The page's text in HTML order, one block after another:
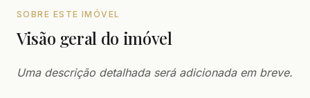
SOBRE ESTE IMÓVEL
Visão geral do imóvel
Uma descrição detalhada será adicionada em breve.